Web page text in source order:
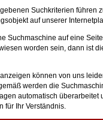
Suchkriterien führen
auf unserer
Suchmaschine auf eine
worden sein, dann ist
können von uns
werden die
automatisch überarbeitet
für Ihr Verständnis.